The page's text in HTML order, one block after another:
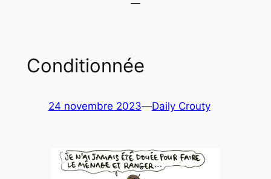
Conditionnée
24 novembre 2023—Daily Crouty